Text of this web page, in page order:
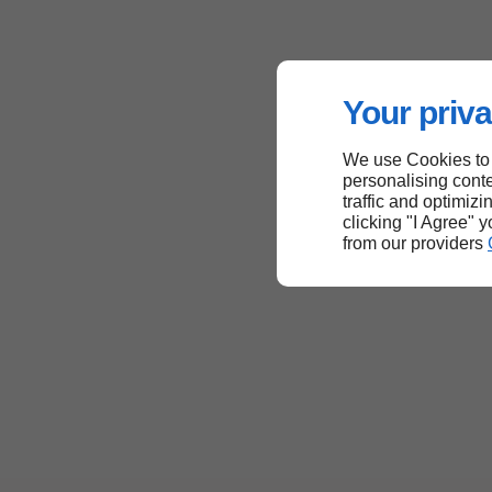
Your
We use Cookies
personalising
traffic and
clicking "I Agree"
from our providers